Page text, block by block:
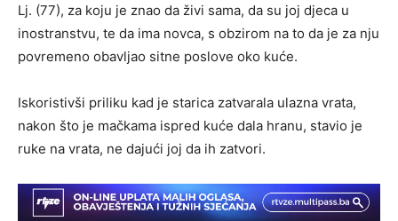
Lj. (77), za koju je znao da živi sama, da su joj djeca u
inostranstvu, te da ima novca, s obzirom na to da je za nju
povremeno obavljao sitne poslove oko kuće.
Iskoristivši priliku kad je starica zatvarala ulazna vrata,
nakon što je mačkama ispred kuće dala hranu, stavio je
ruke na vrata, ne dajući joj da ih zatvori.